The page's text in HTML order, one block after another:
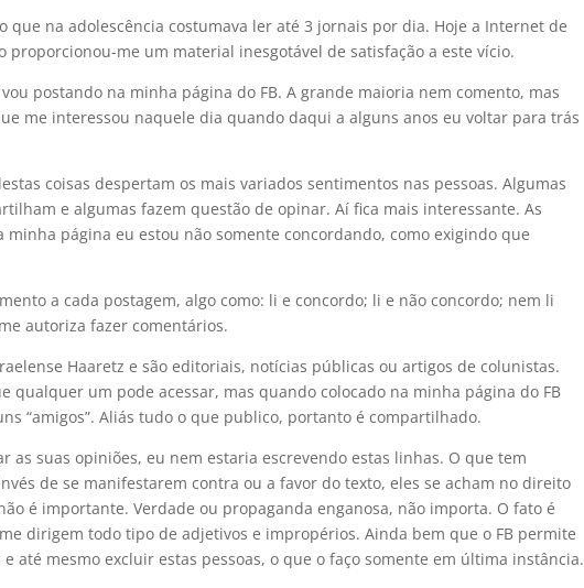
que na adolescência costumava ler até 3 jornais por dia. Hoje a Internet de
me um material inesgotável de satisfação a este vício.
postando na minha página do FB. A grande maioria nem comento, mas
me interessou naquele dia quando daqui a alguns anos eu voltar para trás
coisas despertam os mais variados sentimentos nas pessoas. Algumas
e algumas fazem questão de opinar. Aí fica mais interessante. As
minha página eu estou não somente concordando, como exigindo que
a cada postagem, algo como: li e concordo; li e não concordo; nem li
autoriza fazer comentários.
Haaretz e são editoriais, notícias públicas ou artigos de colunistas.
qualquer um pode acessar, mas quando colocado na minha página do FB
“amigos”. Aliás tudo o que publico, portanto é compartilhado.
as suas opiniões, eu nem estaria escrevendo estas linhas. O que tem
de se manifestarem contra ou a favor do texto, eles se acham no direito
é importante. Verdade ou propaganda enganosa, não importa. O fato é
dirigem todo tipo de adjetivos e impropérios. Ainda bem que o FB permite
até mesmo excluir estas pessoas, o que o faço somente em última instância.